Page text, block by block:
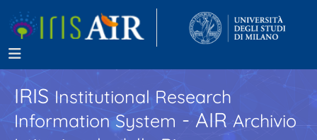
IRISInstitutional Research
Information System - AIR Archivio